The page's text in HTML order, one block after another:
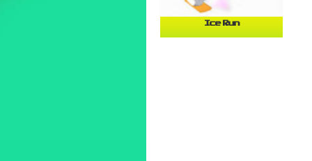
Ice Run